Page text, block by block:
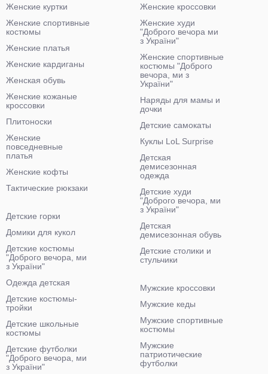
Женские куртки
Женские спортивные
костюмы
Женские платья
Женские кардиганы
Женская обувь
Женские кожаные
кроссовки
Плитоноски
Женские
повседневные
платья
Женские кофты
Тактические рюкзаки
Женские кроссовки
Женские худи
"Доброго вечора ми
з України"
Женские спортивные
костюмы "Доброго
вечора, ми з
України"
Наряды для мамы и
дочки
Детские самокаты
Куклы LoL Surprise
Детская
демисезонная
одежда
Детские худи
"Доброго вечора, ми
з України"
Детская
демисезонная обувь
Детские столики и
стульчики
Детские горки
Домики для кукол
Детские костюмы
"Доброго вечора, ми
з України"
Одежда детская
Детские костюмы-
тройки
Детские школьные
костюмы
Детские футболки
"Доброго вечора, ми
з України"
Мужские кроссовки
Мужские кеды
Мужские спортивные
костюмы
Мужские
патриотические
футболки